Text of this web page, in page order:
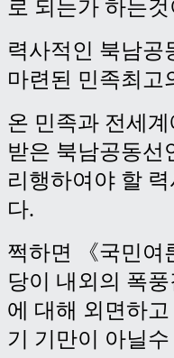
로 되는가 하는
력사적인 북남공
마련된 민족최고
온 민족과 전세
받은 북남공동선
리행하여야 할
다.
쩍하면 《국민여
당이 내외의 폭
에 대해 외면하
기 기만이 아닐수